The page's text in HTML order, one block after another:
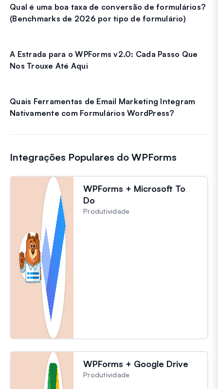
Qual é uma boa taxa de conversão de formulários?
(Benchmarks de 2026 por tipo de formulário)
A Estrada para o WPForms v2.0: Cada Passo Que
Nos Trouxe Até Aqui
Quais Ferramentas de Email Marketing Integram
Nativamente com Formulários WordPress?
Integrações Populares do WPForms
WPForms + Microsoft To
Do
Produtividade
WPForms + Google Drive
Produtividade